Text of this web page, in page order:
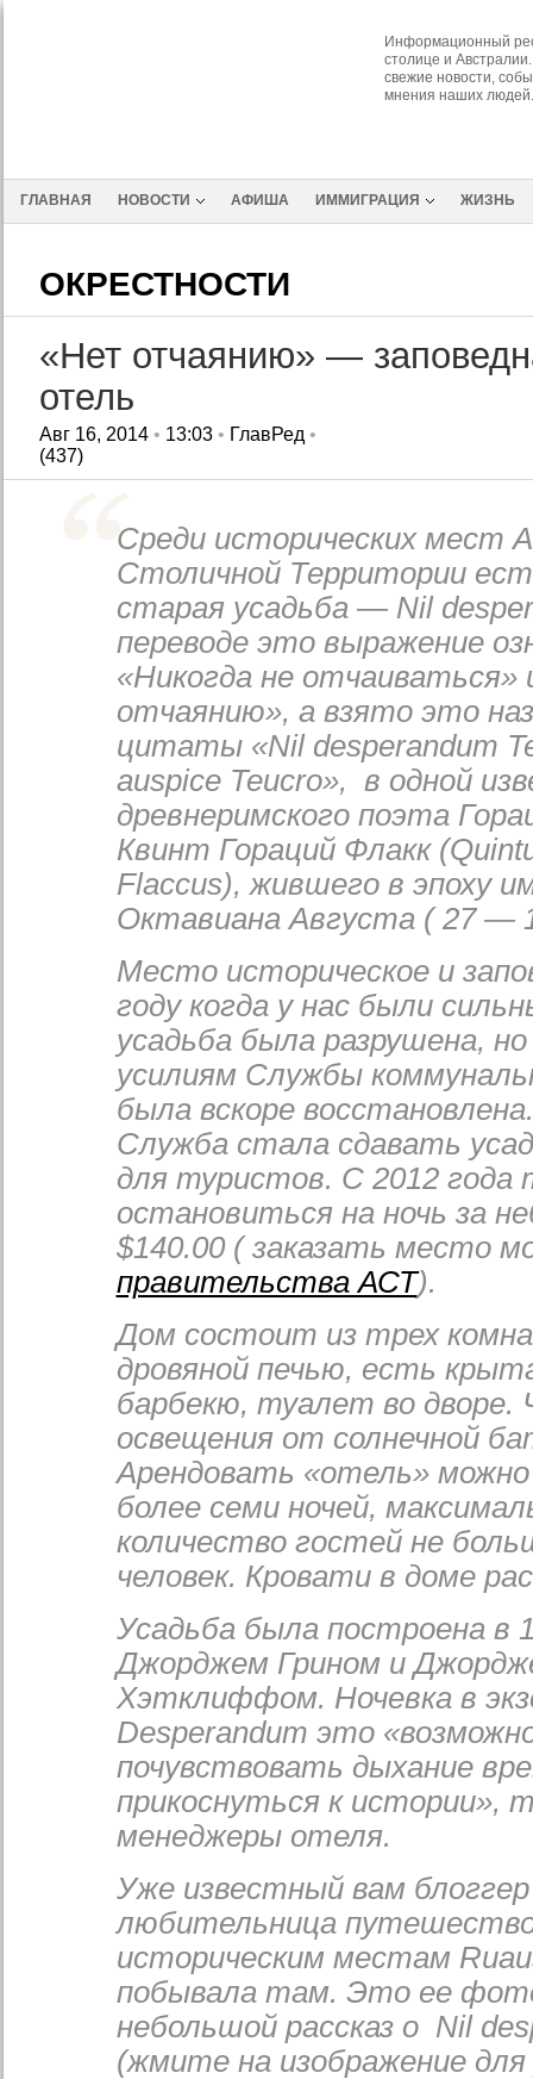
Информационный
столице и
свежие новости,
мнения наших людей.
ГЛАВНАЯ НОВОСТИ АФИША ИММИГРАЦИЯ ЖИЗНЬ
ОКРЕСТНОСТИ
«Нет отчаянию» —
отель
Авг 16, 2014• 13:03• ГлавРед •
(437)
Среди исторических мест
Столичной Территории
старая усадьба — Nil
переводе это выражение
«Никогда не
отчаянию», а взято это
цитаты «Nil desperandum
auspice Teucro», в одной
древнеримского поэта
Квинт Гораций Флакк
Flaccus), жившего в эпоху
Октавиана Августа ( 27 —
Место историческое и
году когда у нас были
усадьба была разрушена,
усилиям Службы
была вскоре
Служба стала сдавать
для туристов. С 2012 года
остановиться на ночь за
$140.00 ( заказать место
правительства АСТ).
Дом состоит из трех
дровяной печью, есть
барбекю, туалет во дворе.
освещения от солнечной
Арендовать «отель» можно
более семи ночей,
количество гостей не
человек. Кровати в доме
Усадьба была построена в
Джорджем Грином и
Хэтклиффом. Ночевка в
Desperandum это
почувствовать дыхание
прикоснуться к истории»,
менеджеры отеля.
Уже известный вам
любительница
историческим местам
побывала там. Это ее
небольшой рассказ о Nil
(жмите на изображение для